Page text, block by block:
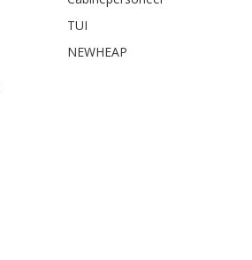
TUI
NEWHEAP